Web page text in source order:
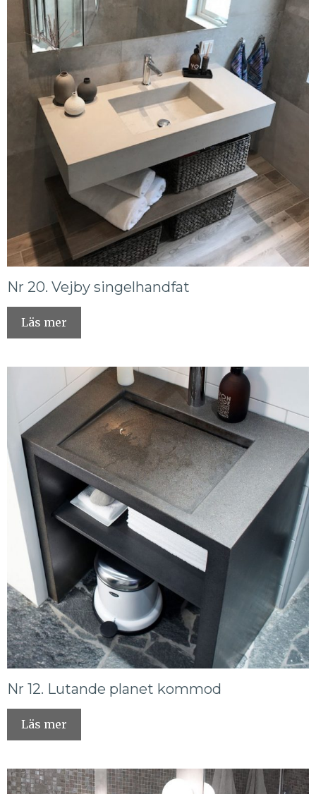
Nr 20. Vejby singelhandfat
Läs mer
Nr 12. Lutande planet kommod
Läs mer